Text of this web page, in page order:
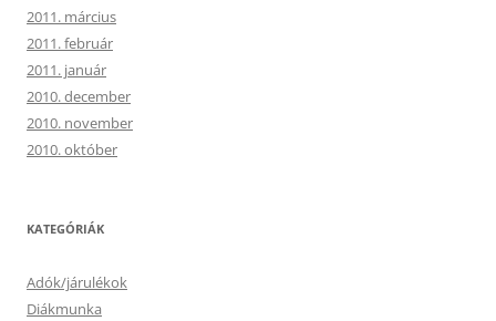
2011. március
2011. február
2011. január
2010. december
2010. november
2010. október
KATEGÓRIÁK
Adók/járulékok
Diákmunka